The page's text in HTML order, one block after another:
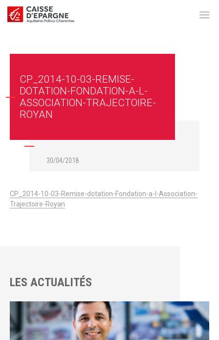
CP_2014-10-03-REMISE-
DOTATION-FONDATION-A-L-
ASSOCIATION-TRAJECTOIRE-
ROYAN
30/04/2018
CP_2014-10-03-Remise-dotation-Fondation-a-l-Association-
Trajectoire-Royan
LES ACTUALITÉS